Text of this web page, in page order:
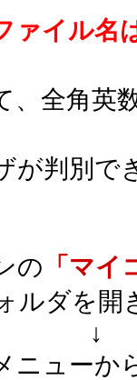
ァイル名
全角英数
判別でき
の 「マ
ルダを開
ューか